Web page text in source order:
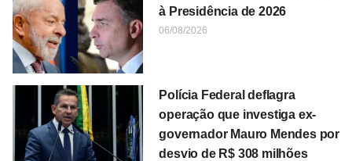
à Presidência de 2026
06/08/2026
Polícia Federal deflagra
operação que investiga ex-
governador Mauro Mendes por
desvio de R$ 308 milhões